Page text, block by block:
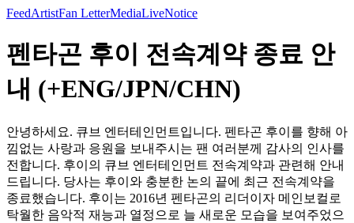
FeedArtistFan LetterMediaLiveNotice
펜타곤 후이 전속계약 종료 안
내 (+ENG/JPN/CHN)
안녕하세요. 큐브 엔터테인먼트입니다. 펜타곤 후이를 향해 아
낌없는 사랑과 응원을 보내주시는 팬 여러분께 감사의 인사를
전합니다. 후이의 큐브 엔터테인먼트 전속계약과 관련해 안내
드립니다. 당사는 후이와 충분한 논의 끝에 최근 전속계약을
종료했습니다. 후이는 2016년 펜타곤의 리더이자 메인보컬로
탁월한 음악적 재능과 열정으로 늘 새로운 모습을 보여주었으